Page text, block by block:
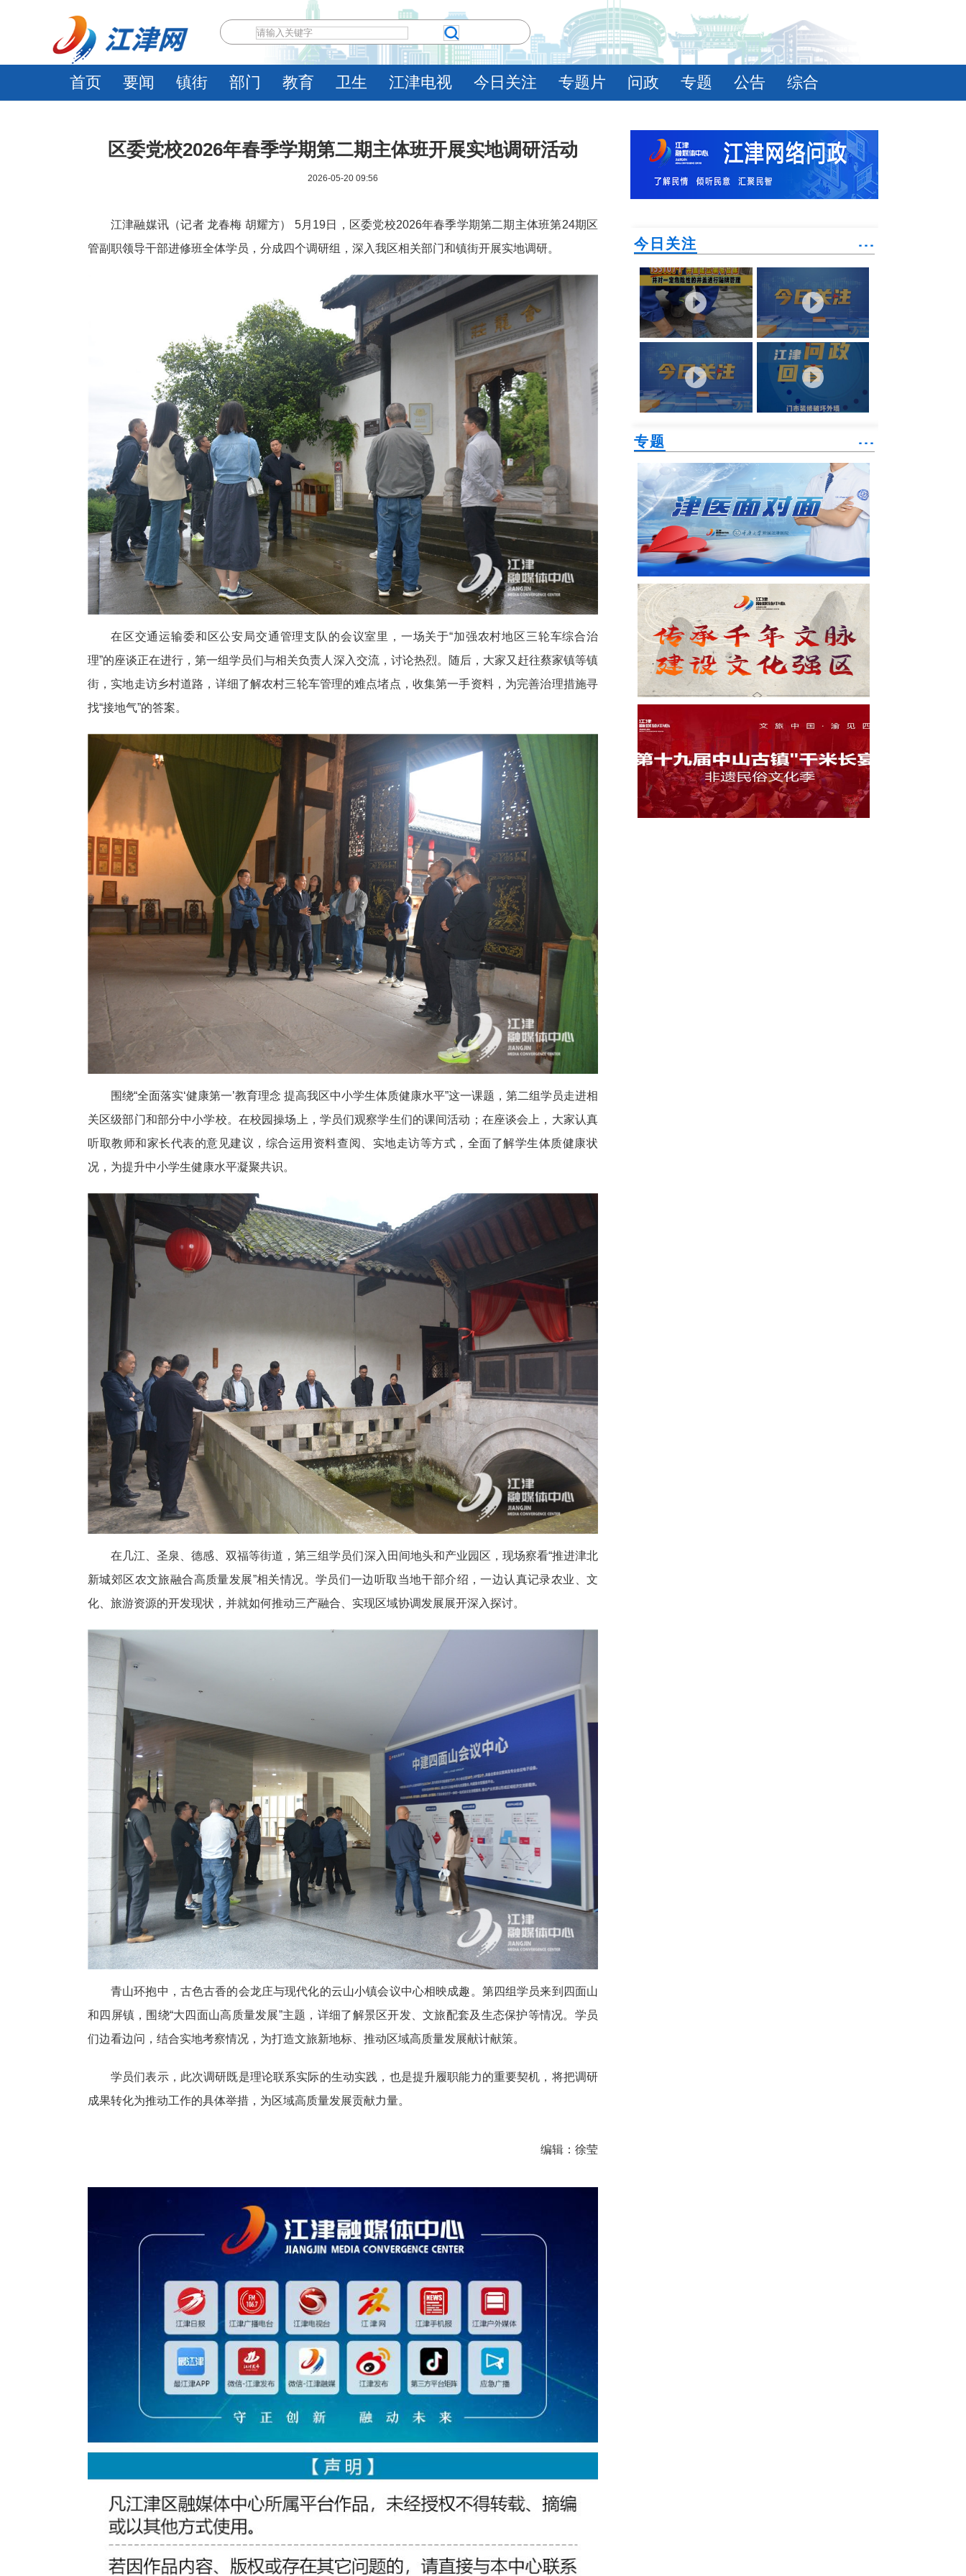
首页 要闻 镇街 部门 教育 卫生 江津电视 今日关注 专题片 问政 专题 公告 综合
区委党校2026年春季学期第二期主体班开展实地调研活动
2026-05-20 09:56
江津融媒讯（记者 龙春梅 胡耀方） 5月19日，区委党校2026年春季学期第二期主体班第24期区
管副职领导干部进修班全体学员，分成四个调研组，深入我区相关部门和镇街开展实地调研。
在区交通运输委和区公安局交通管理支队的会议室里，一场关于“加强农村地区三轮车综合治
理”的座谈正在进行，第一组学员们与相关负责人深入交流，讨论热烈。随后，大家又赶往蔡家镇等镇
街，实地走访乡村道路，详细了解农村三轮车管理的难点堵点，收集第一手资料，为完善治理措施寻
找“接地气”的答案。
围绕“全面落实‘健康第一’教育理念 提高我区中小学生体质健康水平”这一课题，第二组学员走进相
关区级部门和部分中小学校。在校园操场上，学员们观察学生们的课间活动；在座谈会上，大家认真
听取教师和家长代表的意见建议，综合运用资料查阅、实地走访等方式，全面了解学生体质健康状
况，为提升中小学生健康水平凝聚共识。
在几江、圣泉、德感、双福等街道，第三组学员们深入田间地头和产业园区，现场察看“推进津北
新城郊区农文旅融合高质量发展”相关情况。学员们一边听取当地干部介绍，一边认真记录农业、文
化、旅游资源的开发现状，并就如何推动三产融合、实现区域协调发展展开深入探讨。
青山环抱中，古色古香的会龙庄与现代化的云山小镇会议中心相映成趣。第四组学员来到四面山
和四屏镇，围绕“大四面山高质量发展”主题，详细了解景区开发、文旅配套及生态保护等情况。学员
们边看边问，结合实地考察情况，为打造文旅新地标、推动区域高质量发展献计献策。
学员们表示，此次调研既是理论联系实际的生动实践，也是提升履职能力的重要契机，将把调研
成果转化为推动工作的具体举措，为区域高质量发展贡献力量。
编辑：徐莹
今日关注 ˙˙˙
专题 ˙˙˙